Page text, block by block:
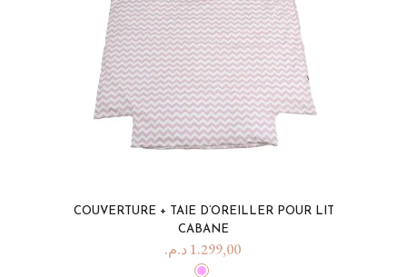
COUVERTURE + TAIE D’OREILLER POUR LIT
CABANE
1.299,00 د.م.